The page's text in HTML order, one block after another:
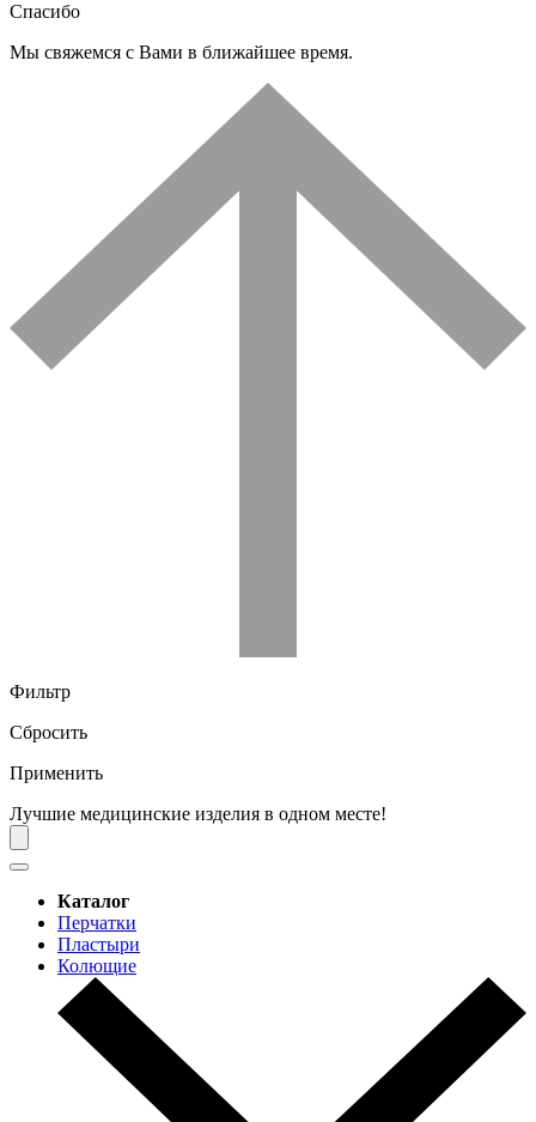
Спасибо
Мы свяжемся с Вами в ближайшее время.
Фильтр
Сбросить
Применить
Лучшие медицинские изделия в одном месте!
Каталог
Перчатки
Пластыри
Колющие